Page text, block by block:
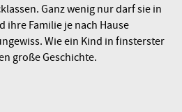
Ganz wenig nur darf sie in
ihre Familie je nach Hause
Wie ein Kind in finsterster
große Geschichte.